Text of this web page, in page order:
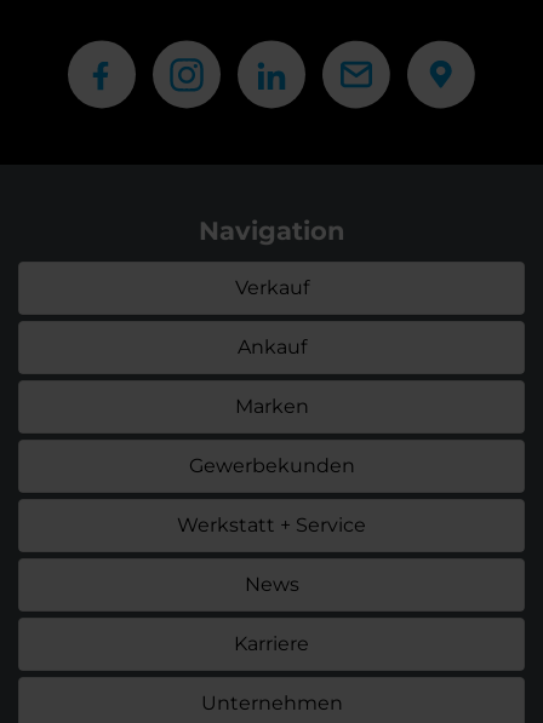
Navigation
Verkauf
Ankauf
Marken
Gewerbekunden
Werkstatt + Service
News
Karriere
Unternehmen